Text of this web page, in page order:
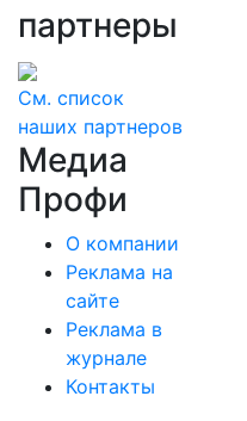
партнеры
См. список
наших партнеров
Медиа
Профи
О компании
Реклама на
сайте
Реклама в
журнале
Контакты